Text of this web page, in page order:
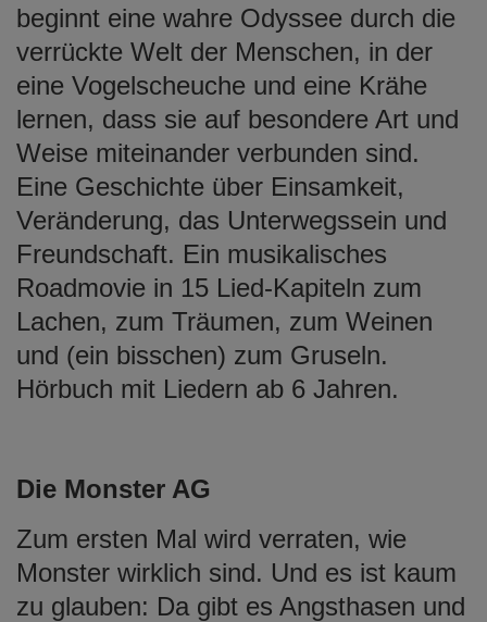
beginnt eine wahre Odyssee durch die
verrückte Welt der Menschen, in der
eine Vogelscheuche und eine Krähe
lernen, dass sie auf besondere Art und
Weise miteinander verbunden sind.
Eine Geschichte über Einsamkeit,
Veränderung, das Unterwegssein und
Freundschaft. Ein musikalisches
Roadmovie in 15 Lied-Kapiteln zum
Lachen, zum Träumen, zum Weinen
und (ein bisschen) zum Gruseln.
Hörbuch mit Liedern ab 6 Jahren.
Die Monster AG
Zum ersten Mal wird verraten, wie
Monster wirklich sind. Und es ist kaum
zu glauben: Da gibt es Angsthasen und